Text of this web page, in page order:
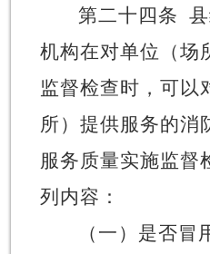
第二十四条
机构在对单位（场
监督检查时，可以
所）提供服务的消
服务质量实施监督
列内容：
（一）是否冒